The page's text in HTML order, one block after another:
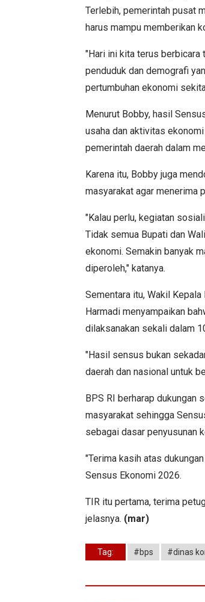
Terlebih, pemerintah pusat
harus mampu memberikan
"Hari ini kita terus berbicara
penduduk dan demografi
pertumbuhan ekonomi
Menurut Bobby, hasil
usaha dan aktivitas
pemerintah daerah dalam
Karena itu, Bobby juga
masyarakat agar menerima
"Kalau perlu, kegiatan
Tidak semua Bupati dan
ekonomi. Semakin banyak
diperoleh," katanya.
Sementara itu, Wakil
Harmadi menyampaikan
dilaksanakan sekali dalam
"Hasil sensus bukan
daerah dan nasional untuk
BPS RI berharap dukungan
masyarakat sehingga
sebagai dasar penyusunan
"Terima kasih atas
Sensus Ekonomi 2026.
TIR itu pertama, terima
jelasnya. (mar)
Tag: #bps #dinas